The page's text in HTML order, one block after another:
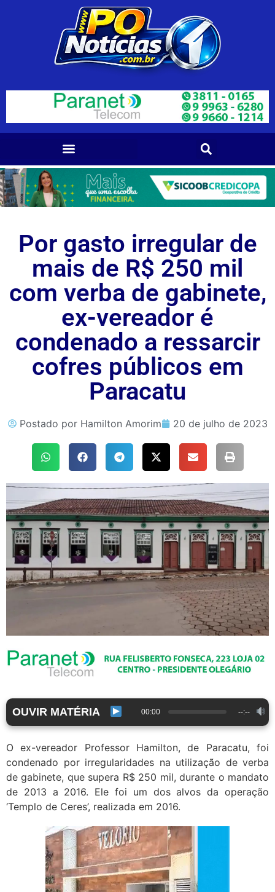
Por gasto irregular de
mais de R$ 250 mil
com verba de gabinete,
ex-vereador é
condenado a ressarcir
cofres públicos em
Paracatu
Postado por Hamilton Amorim 20 de julho de 2023
OUVIR MATÉRIA 00:00 --:--
O ex-vereador Professor Hamilton, de Paracatu, foi
condenado por irregularidades na utilização de verba
de gabinete, que supera R$ 250 mil, durante o mandato
de 2013 a 2016. Ele foi um dos alvos da operação
‘Templo de Ceres’, realizada em 2016.